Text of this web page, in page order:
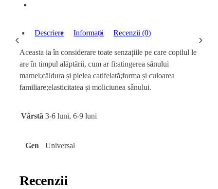
‹ Descriere Informații Recenzii (0)
Aceasta ia în considerare toate senzațiile pe care copilul le
are în timpul alăptării, cum ar fi:atingerea sânului
mamei;căldura și pielea catifelată;forma și culoarea
familiare;elasticitatea și moliciunea sânului.
Vârstă 3-6 luni, 6-9 luni
Gen Universal
Recenzii
›